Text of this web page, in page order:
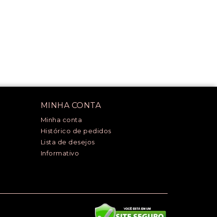
MINHA CONTA
Minha conta
Histórico de pedidos
Lista de desejos
Informativo